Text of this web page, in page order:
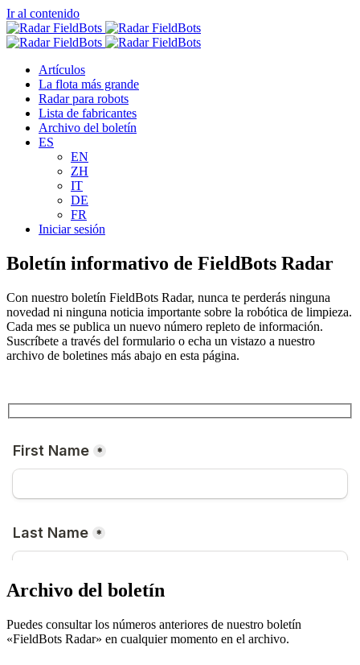
Ir al contenido
Artículos
La flota más grande
Radar para robots
Lista de fabricantes
Archivo del boletín
ES
EN
ZH
IT
DE
FR
Iniciar sesión
Boletín informativo de FieldBots Radar
Con nuestro boletín FieldBots Radar, nunca te perderás ninguna
novedad ni ninguna noticia importante sobre la robótica de limpieza.
Cada mes se publica un nuevo número repleto de información.
Suscríbete a través del formulario o echa un vistazo a nuestro
archivo de boletines más abajo en esta página.
Archivo del boletín
Puedes consultar los números anteriores de nuestro boletín
«FieldBots Radar» en cualquier momento en el archivo.